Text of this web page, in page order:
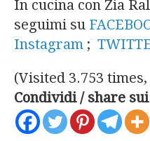
In cucina con Zia
seguimi su
Instagram ;
(Visited 3.753
Condividi / share